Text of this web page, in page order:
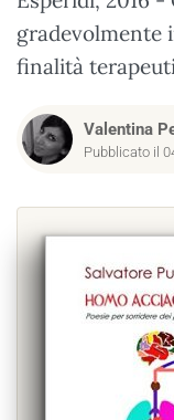
gradevolmente
finalità
Valentina
Pubblicato il